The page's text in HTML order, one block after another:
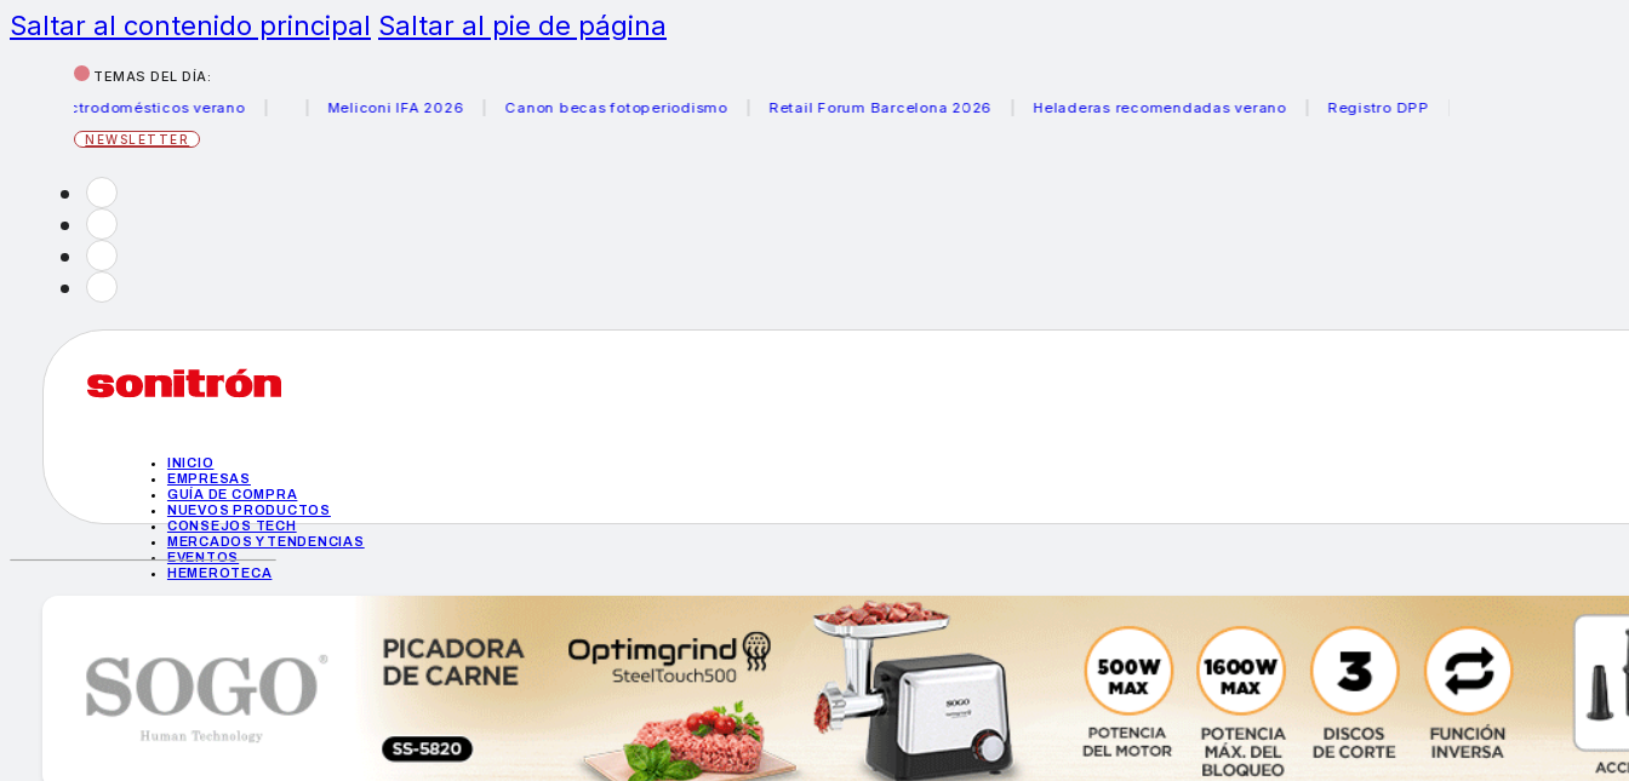
Saltar al contenido principal Saltar al pie de página
TEMAS DEL DÍA:
verano
Meliconi IFA 2026 Canon becas fotoperiodismo Retail Forum Barcelona 2026 Heladeras recomendadas verano Registro DPP
NEWSLETTER
INICIO
EMPRESAS
GUÍA DE COMPRA
NUEVOS PRODUCTOS
CONSEJOS TECH
MERCADOS Y TENDENCIAS
EVENTOS
HEMEROTECA
GUÍA DE COMPRA
NUEVOS PRODUCTOS
CONSEJOS TECH
MERCADOS Y TENDENCIAS
HEMEROTECA